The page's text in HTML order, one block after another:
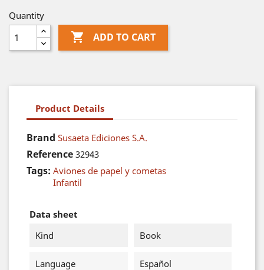
Quantity
 ADD TO CART
Product Details
Brand Susaeta Ediciones S.A.
Reference 32943
Tags: Aviones de papel y cometas
Infantil
Data sheet
Kind
Book
Language Español